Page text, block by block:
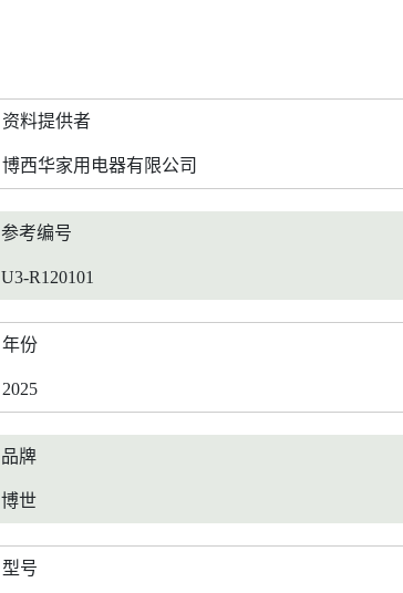
资料提供者
博西华家用电器有限公司
参考编号
U3-R120101
年份
2025
品牌
博世
型号